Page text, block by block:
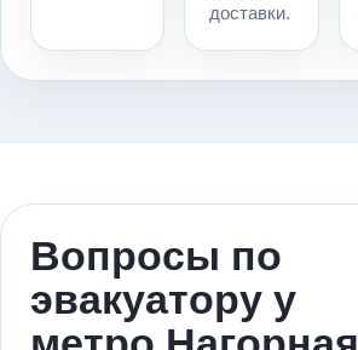
доставки.
Вопросы по
эвакуатору у